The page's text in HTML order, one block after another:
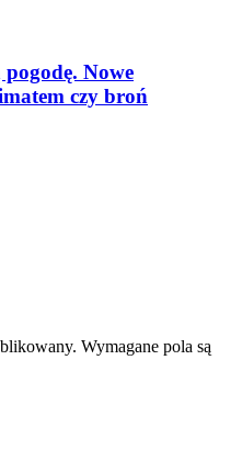
Nowe
czy broń
Wymagane pola są